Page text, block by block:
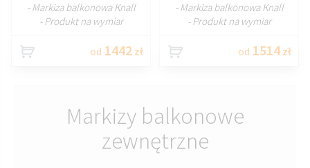
- Markiza balkonowa Knall
- Produkt na wymiar
od 1442 zł
- Markiza balkonowa Knall
- Produkt na wymiar
od 1514 zł
Markizy balkonowe
zewnętrzne